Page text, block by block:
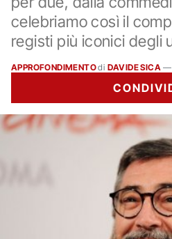
celebriamo così il
registi più iconici degli
APPROFONDIMENTOdi DAVIDE SICA